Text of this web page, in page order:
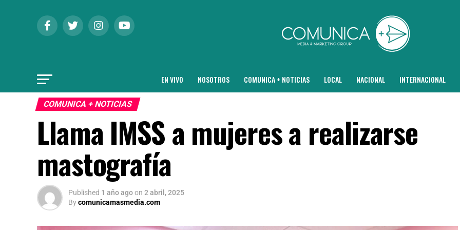
EN VIVO NOSOTROS COMUNICA + NOTICIAS LOCAL NACIONAL INTERNACIONAL
COMUNICA + NOTICIAS
Llama IMSS a mujeres a realizarse
mastografía
Published 1 año agoon 2 abril, 2025
Bycomunicamasmedia.com